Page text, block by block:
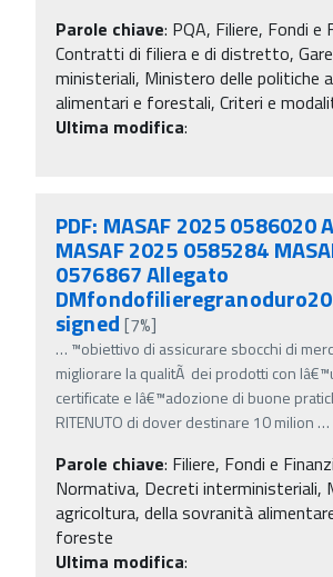
Parole chiave: PQA, Filiere, Fondi e
Contratti di filiera e di distretto,
ministeriali, Ministero delle politiche
alimentari e forestali, Criteri e
Ultima modifica:
PDF: MASAF 2025 0586020
MASAF 2025 0585284
0576867 Allegato
signed [7%]
… ™obiettivo di assicurare sbocchi di
migliorare la qualitÃ dei prodotti con
certificate e lâ€™adozione di buone
RITENUTO di dover destinare 10 milion …
Parole chiave: Filiere, Fondi e
Normativa, Decreti interministeriali,
agricoltura, della sovranità
foreste
Ultima modifica: